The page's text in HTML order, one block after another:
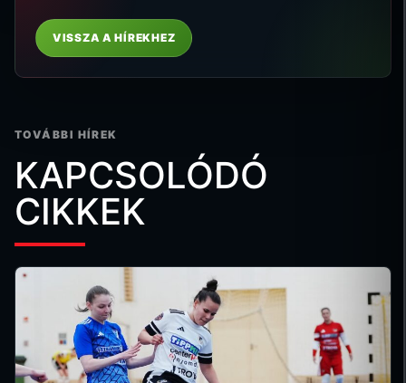
VISSZA A HÍREKHEZ
TOVÁBBI HÍREK
KAPCSOLÓDÓ
CIKKEK